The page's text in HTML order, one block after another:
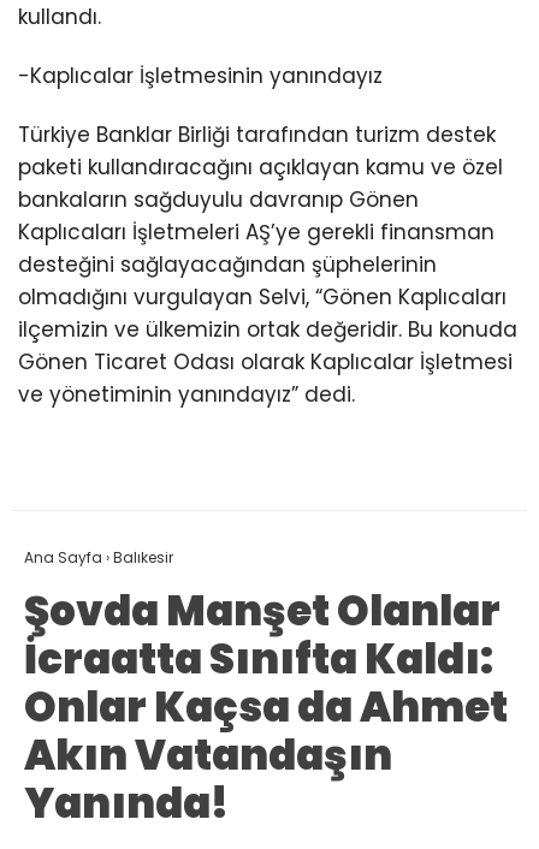
kullandı.
-Kaplıcalar İşletmesinin yanındayız
Türkiye Banklar Birliği tarafından turizm destek
paketi kullandıracağını açıklayan kamu ve özel
bankaların sağduyulu davranıp Gönen
Kaplıcaları İşletmeleri AŞ’ye gerekli finansman
desteğini sağlayacağından şüphelerinin
olmadığını vurgulayan Selvi, “Gönen Kaplıcaları
ilçemizin ve ülkemizin ortak değeridir. Bu konuda
Gönen Ticaret Odası olarak Kaplıcalar İşletmesi
ve yönetiminin yanındayız” dedi.
Ana Sayfa ›Balıkesir
Şovda Manşet Olanlar
İcraatta Sınıfta Kaldı:
Onlar Kaçsa da Ahmet
Akın Vatandaşın
Yanında!